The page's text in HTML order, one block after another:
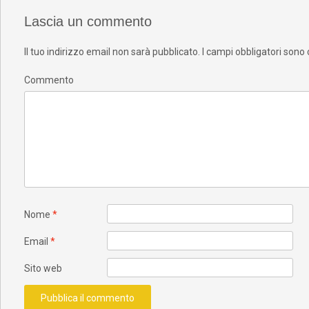
Lascia un commento
Il tuo indirizzo email non sarà pubblicato. I campi obbligatori
Commento
Nome *
Email *
Sito web